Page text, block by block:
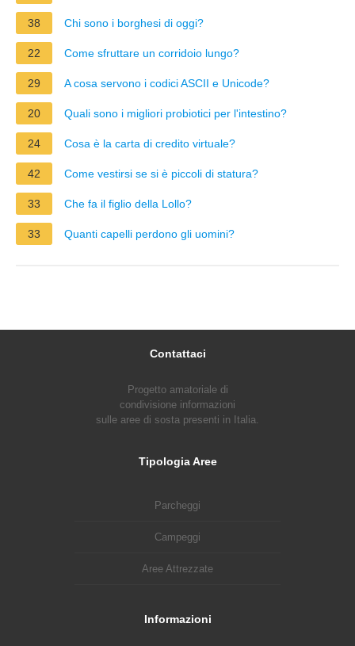
38 Chi sono i borghesi di oggi?
22 Come sfruttare un corridoio lungo?
29 A cosa servono i codici ASCII e Unicode?
20 Quali sono i migliori probiotici per l'intestino?
24 Cosa è la carta di credito virtuale?
42 Come vestirsi se si è piccoli di statura?
33 Che fa il figlio della Lollo?
33 Quanti capelli perdono gli uomini?
Contattaci
Progetto amatoriale di
condivisione informazioni
sulle aree di sosta presenti in Italia.
Tipologia Aree
Parcheggi
Campeggi
Aree Attrezzate
Informazioni